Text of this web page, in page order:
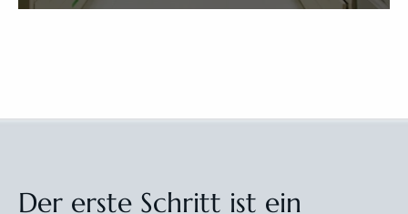
Der erste Schritt ist ein